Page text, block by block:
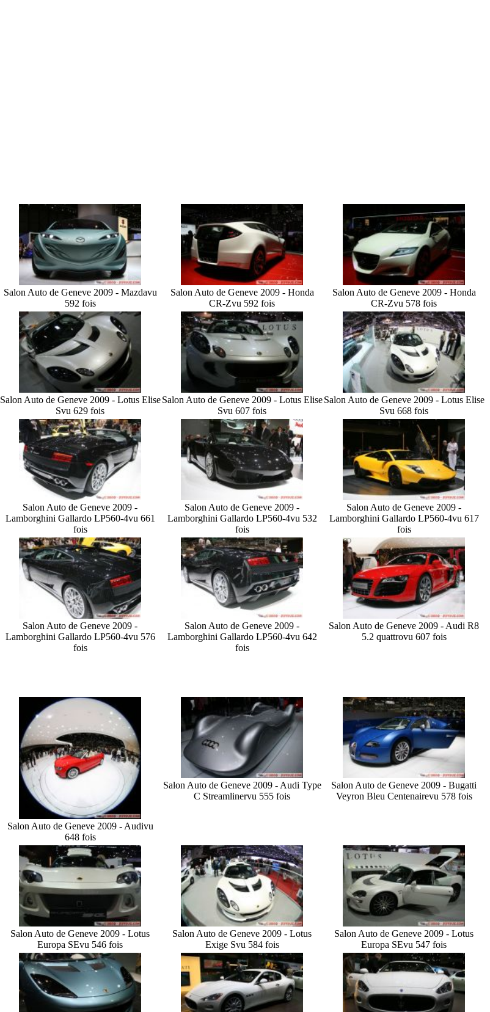
Salon Auto de Geneve 2009 - Mazdavu
592 fois
Salon Auto de Geneve 2009 - Honda
CR-Zvu 592 fois
Salon Auto de Geneve 2009 - Honda
CR-Zvu 578 fois
Salon Auto de Geneve 2009 - Lotus Elise
Svu 629 fois
Salon Auto de Geneve 2009 - Lotus Elise
Svu 607 fois
Salon Auto de Geneve 2009 - Lotus Elise
Svu 668 fois
Salon Auto de Geneve 2009 -
Lamborghini Gallardo LP560-4vu 661
fois
Salon Auto de Geneve 2009 -
Lamborghini Gallardo LP560-4vu 532
fois
Salon Auto de Geneve 2009 -
Lamborghini Gallardo LP560-4vu 617
fois
Salon Auto de Geneve 2009 -
Lamborghini Gallardo LP560-4vu 576
fois
Salon Auto de Geneve 2009 -
Lamborghini Gallardo LP560-4vu 642
fois
Salon Auto de Geneve 2009 - Audi R8
5.2 quattrovu 607 fois
Salon Auto de Geneve 2009 - Audivu
648 fois
Salon Auto de Geneve 2009 - Audi Type
C Streamlinervu 555 fois
Salon Auto de Geneve 2009 - Bugatti
Veyron Bleu Centenairevu 578 fois
Salon Auto de Geneve 2009 - Lotus
Europa SEvu 546 fois
Salon Auto de Geneve 2009 - Lotus
Exige Svu 584 fois
Salon Auto de Geneve 2009 - Lotus
Europa SEvu 547 fois